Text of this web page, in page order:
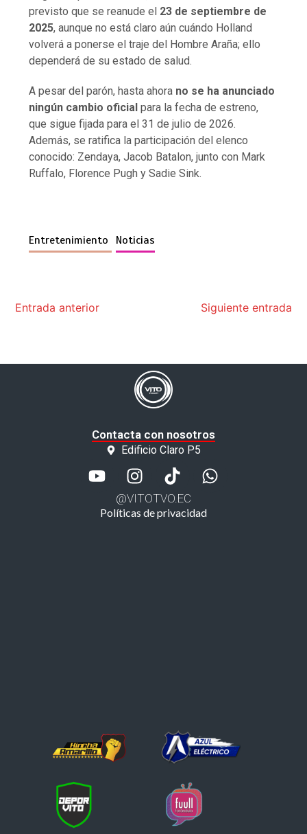
previsto que se reanude el 23 de septiembre de
2025, aunque no está claro aún cuándo Holland
volverá a ponerse el traje del Hombre Araña; ello
dependerá de su estado de salud.
A pesar del parón, hasta ahora no se ha anunciado
ningún cambio oficial para la fecha de estreno,
que sigue fijada para el 31 de julio de 2026.
Además, se ratifica la participación del elenco
conocido: Zendaya, Jacob Batalon, junto con Mark
Ruffalo, Florence Pugh y Sadie Sink.
Entretenimiento Noticias
Entrada anterior Siguiente entrada
Contacta con nosotros
Edificio Claro P5
@VITOTVO.EC
Políticas de privacidad